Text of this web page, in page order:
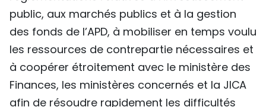
public, aux marchés publics et à la gestion
des fonds de l’APD, à mobiliser en temps voulu
les ressources de contrepartie nécessaires et
à coopérer étroitement avec le ministère des
Finances, les ministères concernés et la JICA
afin de résoudre rapidement les difficultés